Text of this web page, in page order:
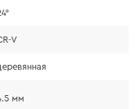
что придает
остается
времени.
V
мм